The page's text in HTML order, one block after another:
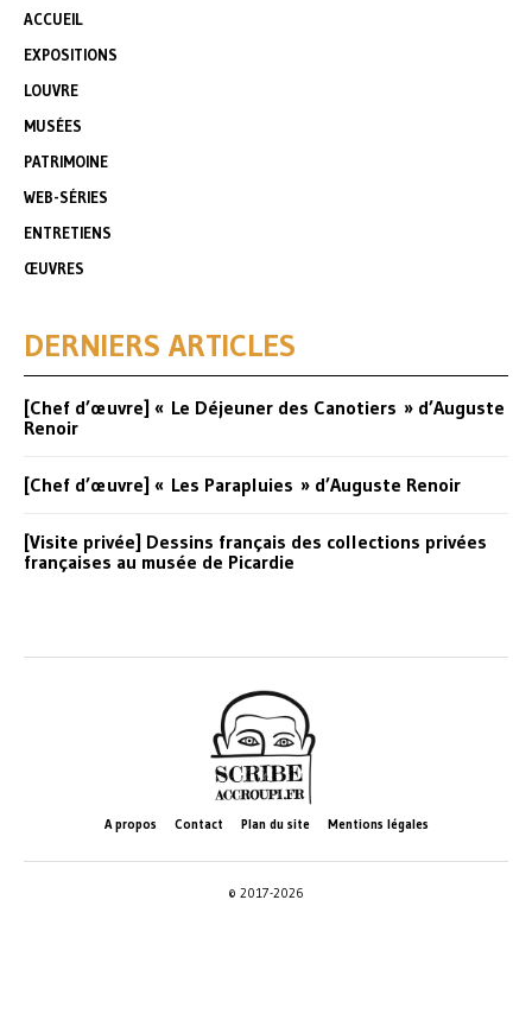
ACCUEIL
EXPOSITIONS
LOUVRE
MUSÉES
PATRIMOINE
WEB-SÉRIES
ENTRETIENS
ŒUVRES
DERNIERS ARTICLES
[Chef d’œuvre] « Le Déjeuner des Canotiers » d’Auguste
Renoir
[Chef d’œuvre] « Les Parapluies » d’Auguste Renoir
[Visite privée] Dessins français des collections privées
françaises au musée de Picardie
A propos Contact Plan du site Mentions légales
© 2017-2026